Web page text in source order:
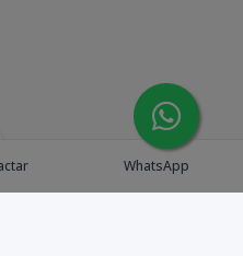
WhatsApp